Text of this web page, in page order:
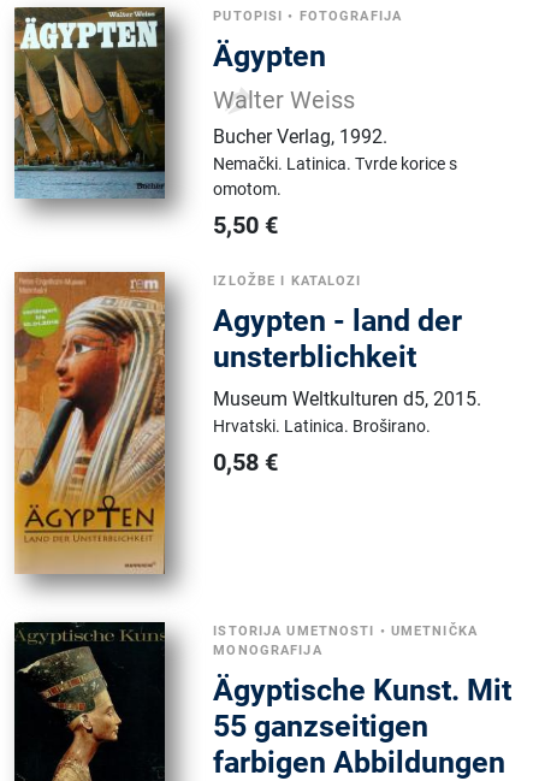
PUTOPISI • FOTOGRAFIJA
Ägypten
Walter Weiss
Bucher Verlag, 1992.
Nemački. Latinica.Tvrde korice s
omotom.
5,50 €
IZLOŽBE I KATALOZI
Agypten - land der
unsterblichkeit
Museum Weltkulturen d5,2015.
Hrvatski. Latinica. Broširano.
0,58 €
ISTORIJA UMETNOSTI • UMETNIČKA
MONOGRAFIJA
Ägyptische Kunst. Mit
55 ganzseitigen
farbigen Abbildungen